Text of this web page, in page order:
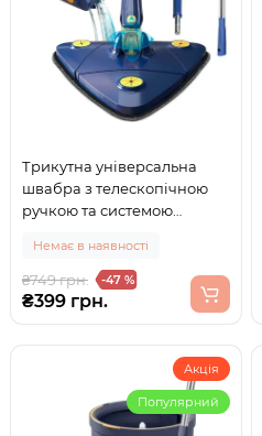
Трикутна універсальна
швабра з телескопічною
ручкою та системою
насадок
Немає в наявності
₴749 грн. -47 %
₴399 грн.
Акція
Популярний